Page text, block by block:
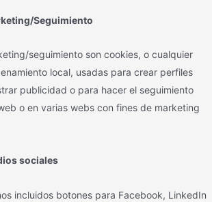
Seguimiento
seguimiento son cookies, o cualquier
local, usadas para crear perfiles
publicidad o para hacer el seguimiento
o en varias webs con fines de marketing
sociales
incluidos botones para Facebook, LinkedIn